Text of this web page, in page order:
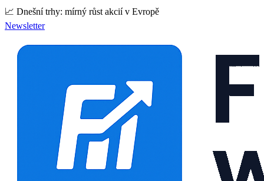
📈 Dnešní trhy: mírný růst akcií v Evropě
Newsletter